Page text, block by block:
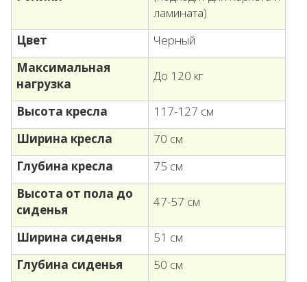
ламината)
Цвет
Черный
Максимальная
нагрузка
До 120 кг
Высота кресла
117-127 см
Ширина кресла
70 см
Глубина кресла
75 см
Высота от пола до
сиденья
47-57 см
Ширина сиденья
51 см
Глубина сиденья
50 см